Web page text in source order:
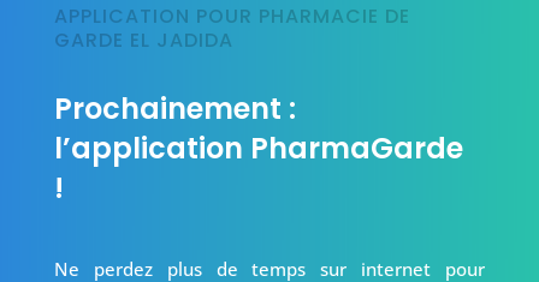
APPLICATION POUR PHARMACIE DE
GARDE EL JADIDA
Prochainement :
l’application PharmaGarde
!
Ne perdez plus de temps sur internet pour